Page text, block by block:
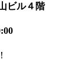
ビル４階